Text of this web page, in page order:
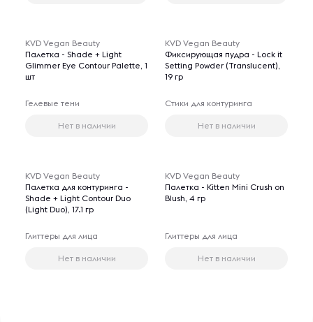
KVD Vegan Beauty
Палетка - Shade + Light
Glimmer Eye Contour Palette, 1
шт
Гелевые тени
Нет в наличии
KVD Vegan Beauty
Фиксирующая пудра - Lock it
Setting Powder (Translucent),
19 гр
Стики для контуринга
Нет в наличии
KVD Vegan Beauty
Палетка для контуринга -
Shade + Light Contour Duo
(Light Duo), 17.1 гр
Глиттеры для лица
Нет в наличии
KVD Vegan Beauty
Палетка - Kitten Mini Crush on
Blush, 4 гр
Глиттеры для лица
Нет в наличии